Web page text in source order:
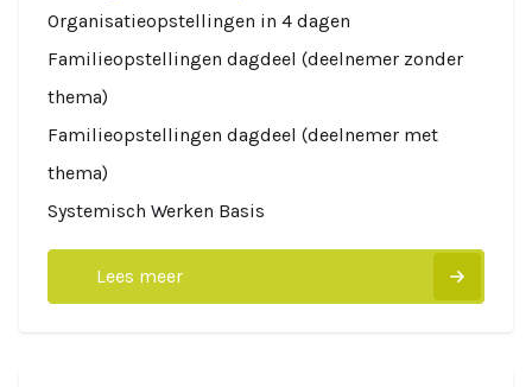
Organisatieopstellingen in 4 dagen
Familieopstellingen dagdeel (deelnemer zonder
thema)
Familieopstellingen dagdeel (deelnemer met
thema)
Systemisch Werken Basis
Lees meer